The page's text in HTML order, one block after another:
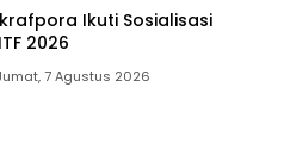
Ikuti Sosialisasi
2026
7 Agustus 2026